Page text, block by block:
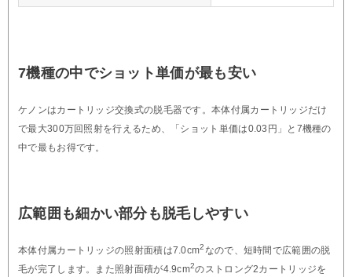
7機種の中でショット単価が最も安い
ケノンはカートリッジ交換式の脱毛器です。本体付属カートリッジだけ
で最大300万回照射を行えるため、「ショット単価は0.03円」と7機種の
中で最もお得です。
広範囲も細かい部分も脱毛しやすい
本体付属カートリッジの照射面積は7.0cm2 なので、短時間で広範囲の脱
毛が完了します。また照射面積が4.9cm2のストロング2カートリッジを